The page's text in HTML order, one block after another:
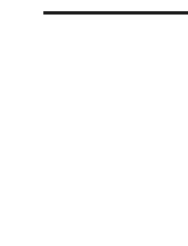
suivante :